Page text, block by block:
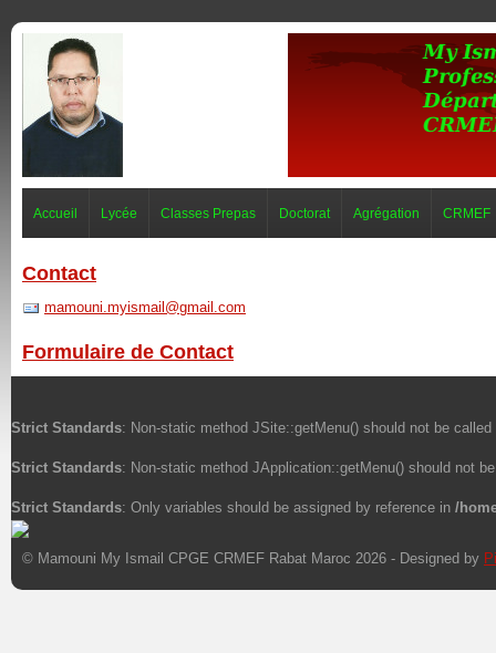
Accueil Lycée Classes Prepas Doctorat Agrégation CRMEF
Contact
mamouni.myismail@gmail.com
Formulaire de Contact
Nom *
E-mail
Sujet*
Strict Standards: Non-static method JSite::getMenu() should not be
Strict Standards: Non-static method JApplication::getMenu() should not
Strict Standards: Only variables should be assigned by reference in /
© Mamouni My Ismail CPGE CRMEF Rabat Maroc 2026 - Designed by